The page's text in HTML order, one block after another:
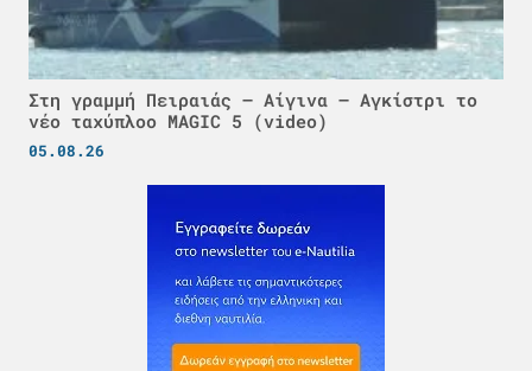
Στη γραμμή Πειραιάς – Αίγινα – Αγκίστρι το
νέο ταχύπλοο MAGIC 5 (video)
05.08.26